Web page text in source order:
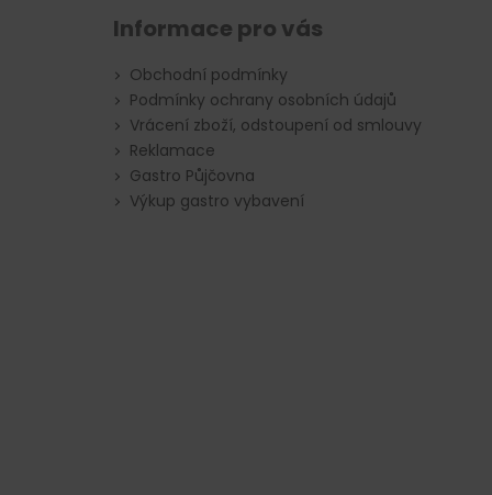
Informace pro vás
Obchodní podmínky
Podmínky ochrany osobních údajů
Vrácení zboží, odstoupení od smlouvy
Reklamace
Gastro Půjčovna
Výkup gastro vybavení